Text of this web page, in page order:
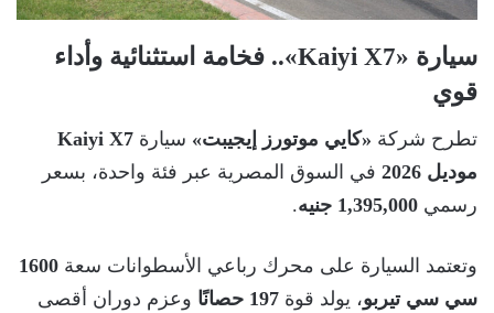
سيارة «Kaiyi X7».. فخامة استثنائية وأداء
قوي
تطرح شركة «كايي موتورز إيجيبت» سيارة Kaiyi X7
موديل 2026
في السوق المصرية عبر فئة واحدة، بسعر
رسمي 1,395,000 جنيه .
وتعتمد السيارة على محرك رباعي الأسطوانات سعة 1600
سي سي تيربو، يولد قوة 197 حصانًا وعزم دوران أقصى